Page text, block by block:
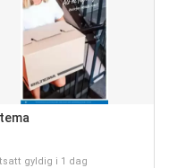
gyldig i 1 dag